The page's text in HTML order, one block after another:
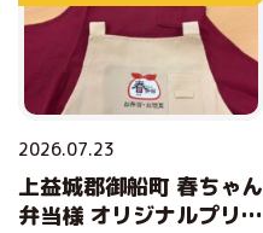
2026.07.23
上益城郡御船町 春ちゃん
弁当様 オリジナルプリン